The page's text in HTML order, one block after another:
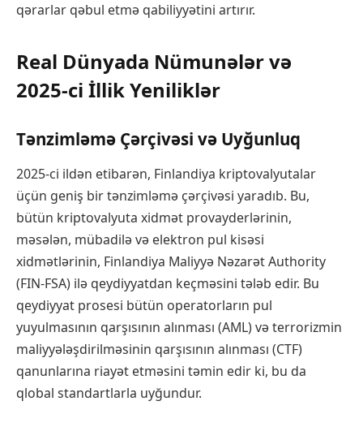
qərarlar qəbul etmə qabiliyyətini artırır.
Real Dünyada Nümunələr və
2025-ci İllik Yeniliklər
Tənzimləmə Çərçivəsi və Uyğunluq
2025-ci ildən etibarən, Finlandiya kriptovalyutalar
üçün geniş bir tənzimləmə çərçivəsi yaradıb. Bu,
bütün kriptovalyuta xidmət provayderlərinin,
məsələn, mübadilə və elektron pul kisəsi
xidmətlərinin, Finlandiya Maliyyə Nəzarət Authority
(FIN-FSA) ilə qeydiyyatdan keçməsini tələb edir. Bu
qeydiyyat prosesi bütün operatorların pul
yuyulmasının qarşısının alınması (AML) və terrorizmin
maliyyələşdirilməsinin qarşısının alınması (CTF)
qanunlarına riayət etməsini təmin edir ki, bu da
qlobal standartlarla uyğundur.